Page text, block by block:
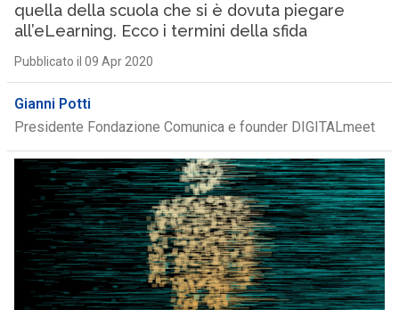
quella della scuola che si è dovuta piegare
all’eLearning. Ecco i termini della sfida
Pubblicato il 09 Apr 2020
Gianni Potti
Presidente Fondazione Comunica e founder DIGITALmeet